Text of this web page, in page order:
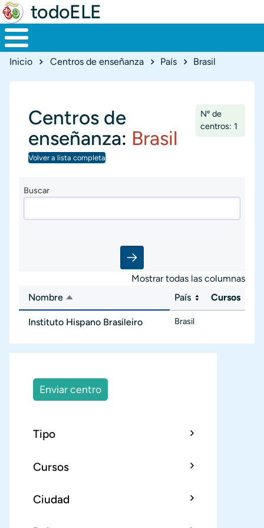
todoELE
Ruta de navegación
Inicio Centros de enseñanza País Brasil
Centros de
enseñanza: Brasil
Nº de
centros: 1
Volver a lista completa
Buscar
Mostrar todas las columnas
Nombre Ordenar descendente País Cursos
Instituto Hispano Brasileiro Brasil
Enviar centro
Tipo
Cursos
Ciudad